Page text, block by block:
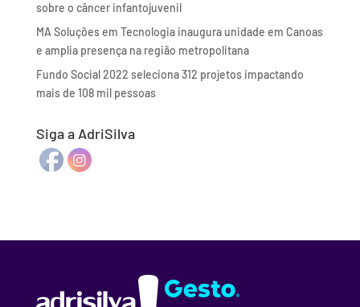
sobre o câncer infantojuvenil
MA Soluções em Tecnologia inaugura unidade em Canoas
e amplia presença na região metropolitana
Fundo Social 2022 seleciona 312 projetos impactando
mais de 108 mil pessoas
Siga a AdriSilva